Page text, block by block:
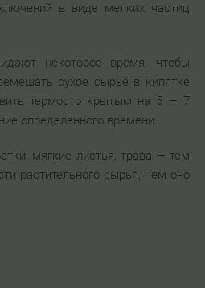
в виде мелких частиц
некоторое время, чтобы
сухое сырьё в кипятке
термос открытым на 5 — 7
определённого времени.
мягкие листья, трава — тем
растительного сырья, чем оно